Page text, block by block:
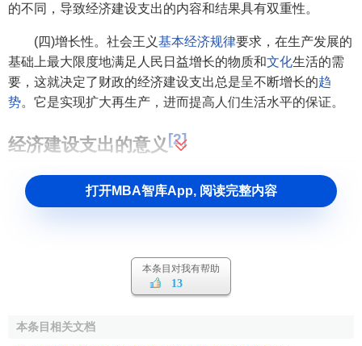
的不同，导致经济建设支出的内容和结果具有双重性。
(四)增长性。社会王义基本经济规律要求，在生产发展的
基础上最大限度地满足人民日益增长的物质和文化生活的需
要，这就决定了财政的经济建设支出总是呈不断增长的趋
势。它是实现扩大再生产，进而提高人们生活水平的保证。
经济建设支出的意义[2]
(一)经济建设支出是保证社会再生产顺利进行的前提。通
过安排经济建设支出，不仅满足了固定资产简单再生产的资
了再生产过程的连续进行。
(二)经济建设支出是提高国民经济技术水平，加快
义经济建设步伐的重要保证。要提高国民经济技术水平，用
打开MBA智库App, 阅读完整内容
本条目对我有帮助
13
本条目相关文档